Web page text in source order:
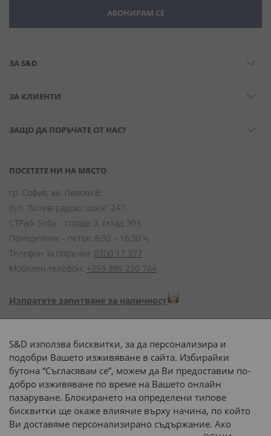
АБОНИРАМ СЕ
ЗА S&D
ЗА КЛИЕНТИ
ЗАЩО ДА ПОРЪЧАТЕ ОТ НАС?
ПОСЕТЕТЕ НИ НА МЯСТО
гр. София, жк. Левски В,
бул. “Ботевградско шосе” 247,
CTPark Sofia – сграда 3, склад 303
Понеделник – петък: 8:30 – 16:30 ч.
Телефон за поръчки: 0700 17 377
Мобилен телефон: +359 889 220 764
Изпратете запитване за наличност
Начини на плащане:
Доставка до адрес с:
или
наш транспорт
S&D използва бисквитки, за да персонализира и
подобри Вашето изживяване в сайта. Избирайки
бутона “Съгласявам се”, можем да Ви предоставим по-
добро изживяване по време на Вашето онлайн
пазаруване. Блокирането на определени типове
бисквитки ще окаже влияние върху начина, по който
Ви доставяме персонализирано съдържание. Ако